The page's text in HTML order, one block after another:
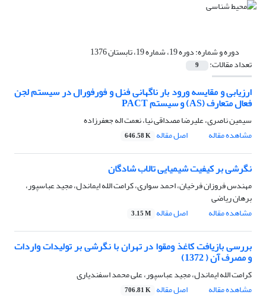
دوره و شماره:دوره 19، شماره 19، تابستان 1376
تعداد مقالات: 9
ارزیابی و مقایسه ورود بار ناگهانی فنل و فورفورال در سیستم لجن
فعال متعارف (AS) و سیستم PACT
سیمین ناصری، علیرضا مصداقی نیا، نعمت اله جعفرزاده
مشاهده مقاله
اصل مقاله 646.58 K
نگرشی بر کیفیت شیمیایی تالاب شادگان
مهندس فروزان فرخیان، احمد سواری، کرامت الله ایماندل، مجید عباسپور،
برهان ریاضی
مشاهده مقاله
اصل مقاله 3.15 M
بررسی بازیافت کاغذ ومقوا در تهران با نگرشی بر تولیدات واردات
و مصرف آن ( 1372)
کرامت الله ایماندل، مجید عباسپور، علی محمد اسفندیاری
مشاهده مقاله
اصل مقاله 706.81 K